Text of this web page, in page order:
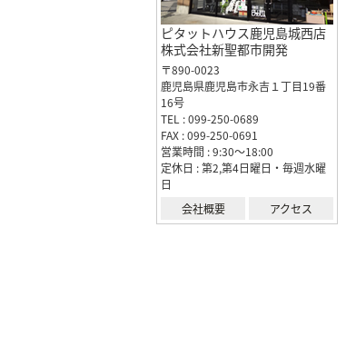
ピタットハウス鹿児島城西店
株式会社新聖都市開発
〒890-0023
鹿児島県鹿児島市永吉１丁目19番
16号
TEL : 099-250-0689
FAX : 099-250-0691
営業時間 : 9:30～18:00
定休日 : 第2,第4日曜日・毎週水曜
日
会社概要
アクセス